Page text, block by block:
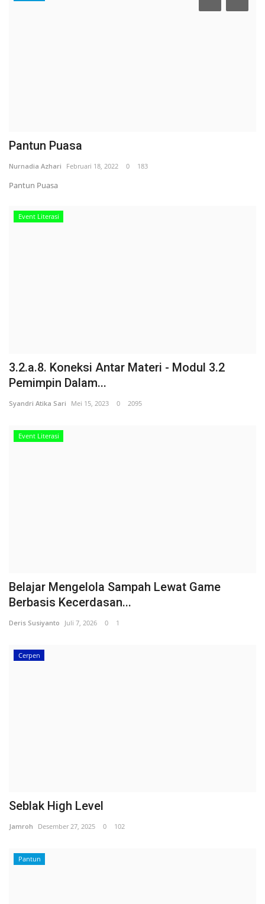
Pantun Puasa
Nurnadia Azhari Februari 18, 2022 0 183
Pantun Puasa
Event Literasi
3.2.a.8. Koneksi Antar Materi - Modul 3.2
Pemimpin Dalam...
Syandri Atika Sari Mei 15, 2023 0 2095
Event Literasi
Belajar Mengelola Sampah Lewat Game
Berbasis Kecerdasan...
Deris Susiyanto Juli 7, 2026 0 1
Cerpen
Seblak High Level
Jamroh Desember 27, 2025 0 102
Pantun